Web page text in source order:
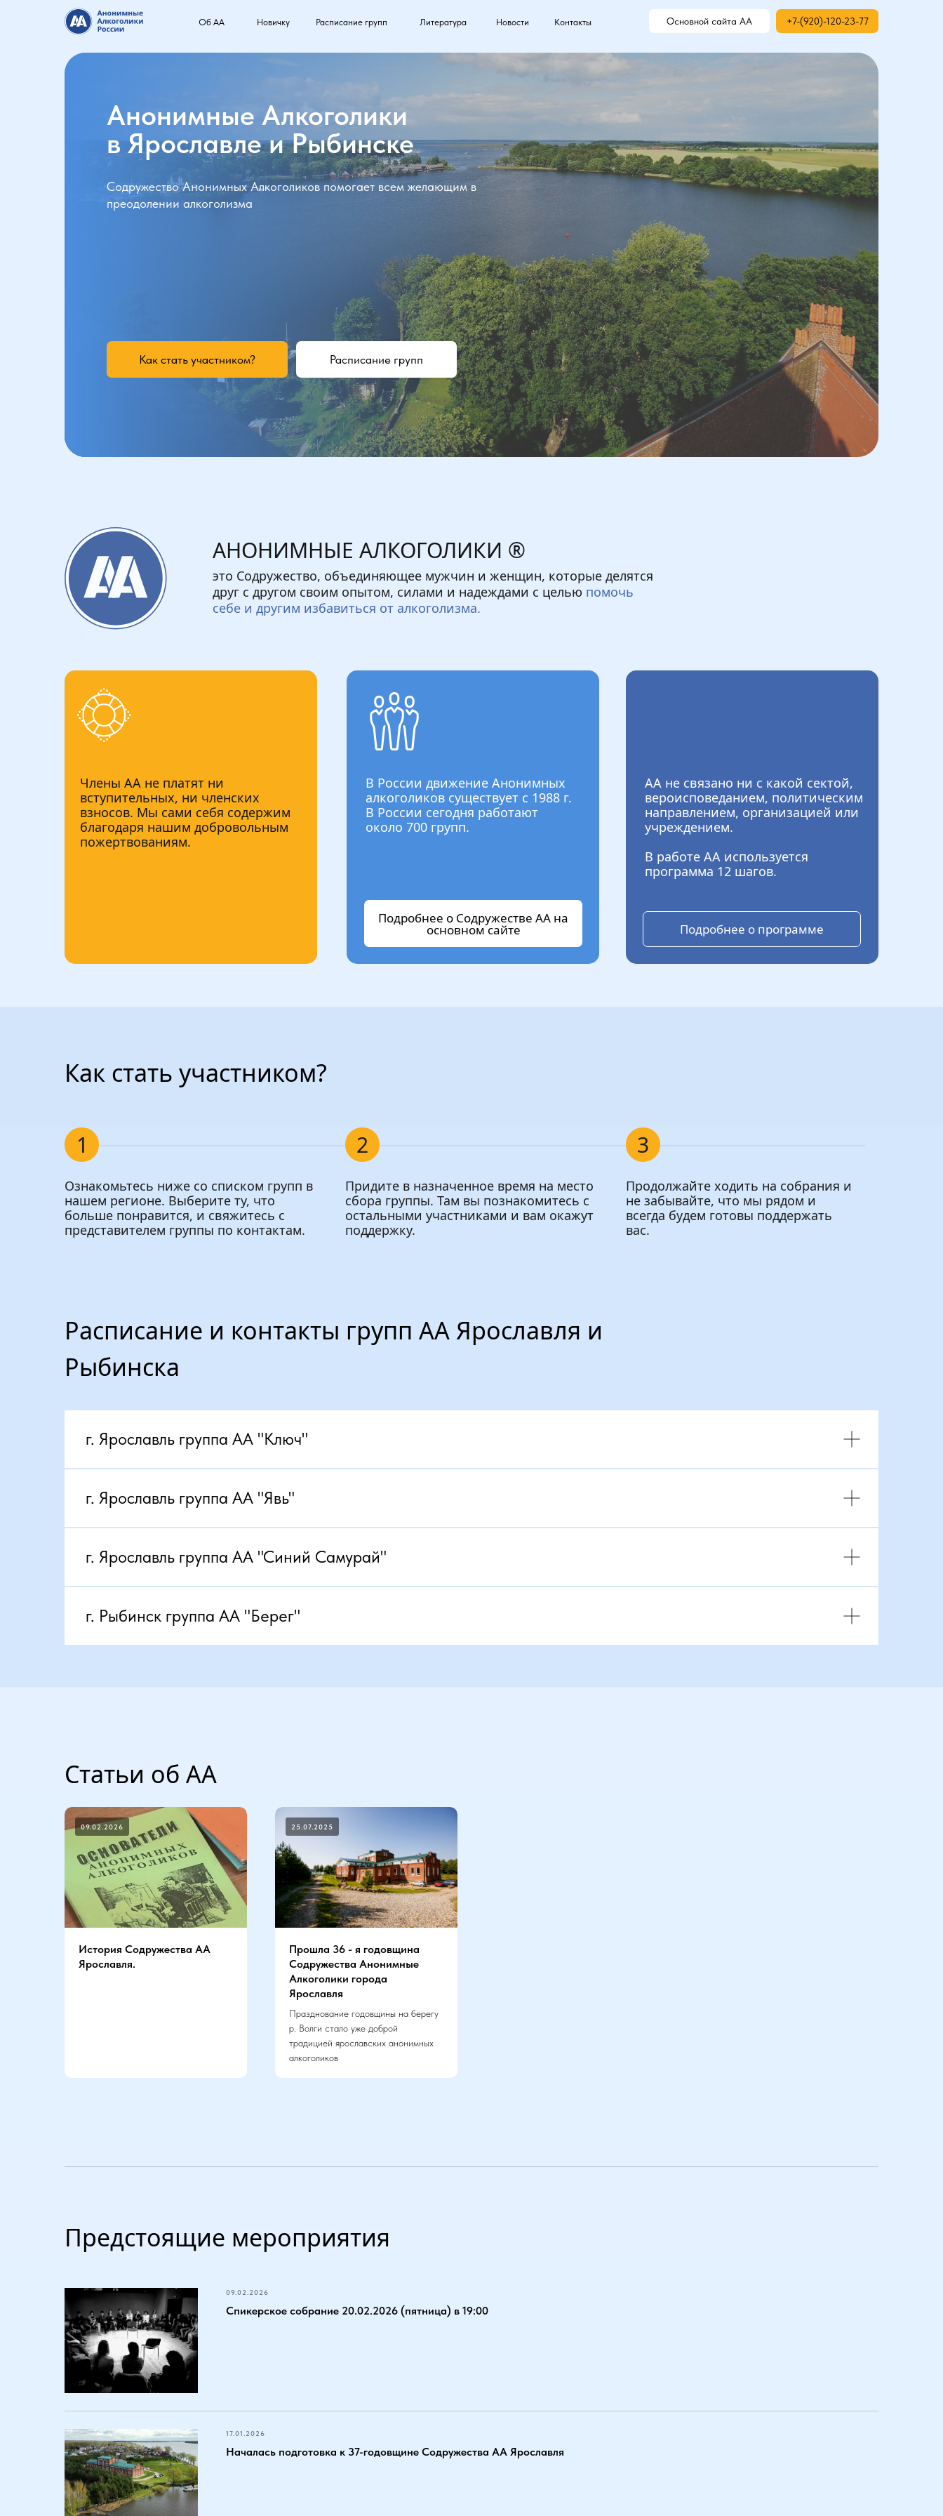
+7-(920)-120-23-77
Основной сайта АА
Контакты
Новичку Расписание групп Литература
Об АА Новости
Анонимные Алкоголики
в Ярославле и Рыбинске
Содружество Анонимных Алкоголиков помогает всем желающим в
преодолении алкоголизма
Как стать участником? Расписание групп
это Содружество, объединяющее мужчин и женщин, которые делятся
друг с другом своим опытом, силами и надеждами с целью помочь
себе и другим избавиться от алкоголизма.
АНОНИМНЫЕ АЛКОГОЛИКИ ®
Члены АА не платят ни
вступительных, ни членских
взносов. Мы сами себя содержим
благодаря нашим добровольным
пожертвованиям.
В России движение Анонимных
алкоголиков существует с 1988 г.
В России сегодня работают
около 700 групп.
АА не связано ни с какой сектой,
вероисповеданием, политическим
направлением, организацией или
учреждением.
В работе АА используется
программа 12 шагов.
Подробнее о программе
Подробнее о Содружестве АА на
основном сайте
Как стать участником?
Ознакомьтесь ниже со списком групп в
нашем регионе. Выберите ту, что
больше понравится, и свяжитесь с
представителем группы по контактам.
Придите в назначенное время на место
сбора группы. Там вы познакомитесь с
остальными участниками и вам окажут
поддержку.
Продолжайте ходить на собрания и
не забывайте, что мы рядом и
всегда будем готовы поддержать
вас.
1 2 3
Расписание и контакты групп АА Ярославля и
Рыбинска
г. Ярославль группа АА "Ключ"
г. Ярославль группа АА "Явь"
г. Ярославль группа АА "Синий Самурай"
г. Рыбинск группа АА "Берег"
Статьи об АА
09.02.2026
История Содружества АА
Ярославля.
25.07.2025
Прошла 36 - я годовщина
Содружества Анонимные
Алкоголики города
Ярославля
Празднование годовщины на берегу
р. Волги стало уже доброй
традицией ярославских анонимных
алкоголиков
Предстоящие мероприятия
09.02.2026
Спикерское собрание 20.02.2026 (пятница) в 19:00
17.01.2026
Началась подготовка к 37-годовщине Содружества АА Ярославля